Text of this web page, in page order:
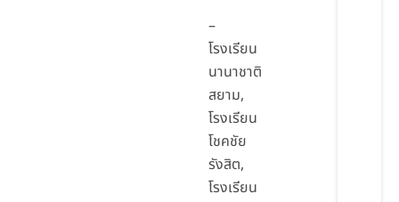
–
โรงเรียน
นานาชาติ
สยาม,
โรงเรียน
โชคชัย
รังสิต,
โรงเรียน